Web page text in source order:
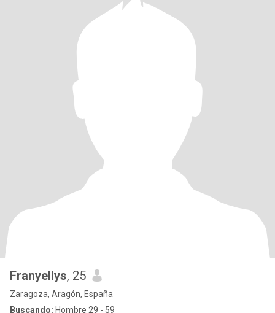
Franyellys, 25
Zaragoza, Aragón, España
Buscando: Hombre 29 - 59